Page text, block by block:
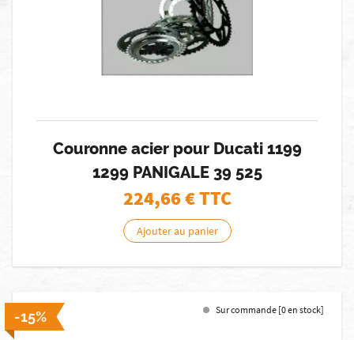
Couronne acier pour Ducati 1199
1299 PANIGALE 39 525
224,66€ TTC
Ajouter au panier
-15% Sur commande [0 en stock]